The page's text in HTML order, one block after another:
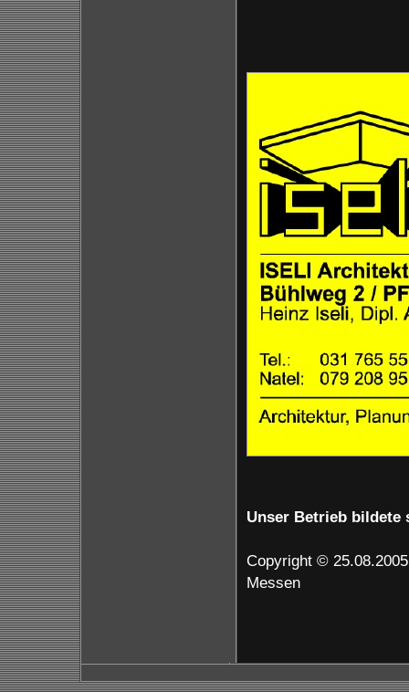
Unser Betrieb bildete
Copyright ©
Messen